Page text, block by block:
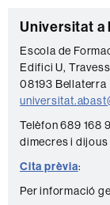
C
o
n
t
a
c
t
e
Universitat a
Escola de
Edifici U,
08193 Bellaterra
Telèfon 689 168
dimecres i dijous
Cita prèvia:
Per informació